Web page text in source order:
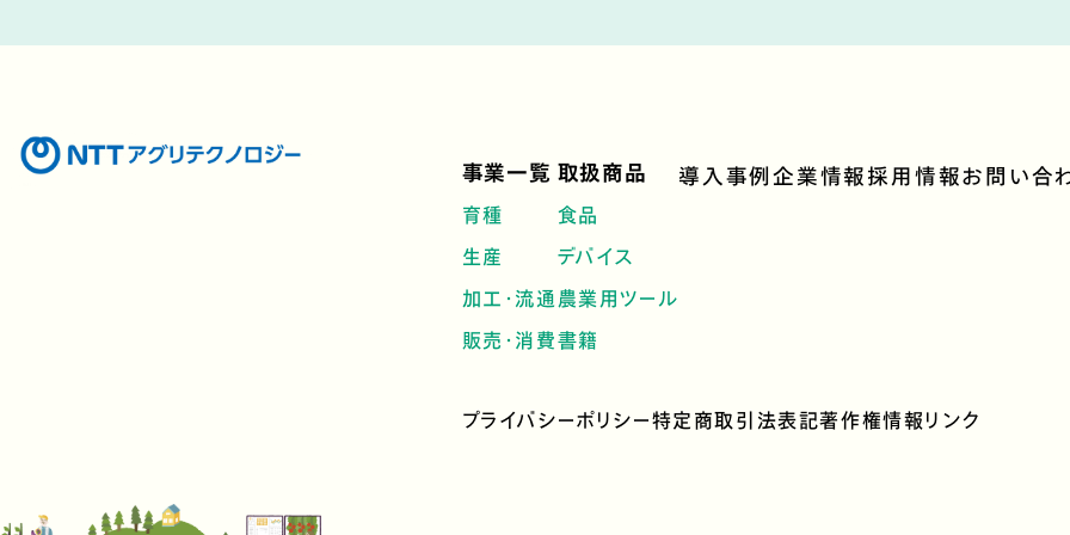
事業一覧
育種
生産
加工・流通
販売・消費
取扱商品
食品
デバイス
農業用ツール
書籍
導入事例企業情報採用情報お問い合
プライバシーポリシー特定商取引法表記著作権情報リンク